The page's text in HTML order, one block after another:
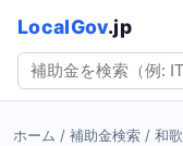
LocalGov.jp
ホーム / 補助金検索 / 和